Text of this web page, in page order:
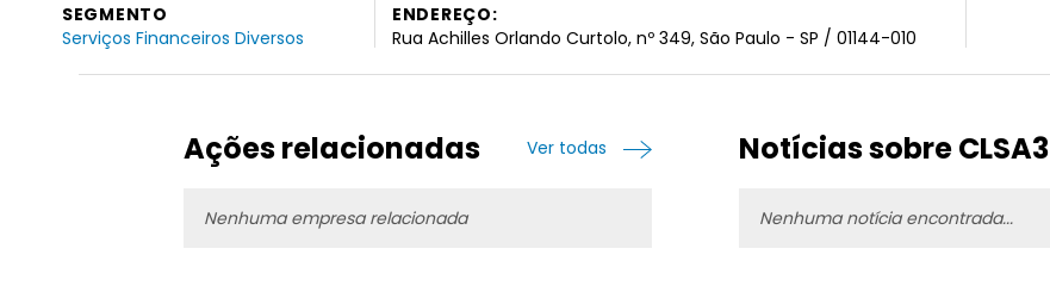
SEGMENTO
Serviços Financeiros Diversos
ENDEREÇO:
Rua Achilles Orlando Curtolo, nº 349, São Paulo - SP / 01144-010
Ações relacionadas Ver todas
Nenhuma empresa relacionada
Notícias sobre CLSA3
Nenhuma notícia encontrada...